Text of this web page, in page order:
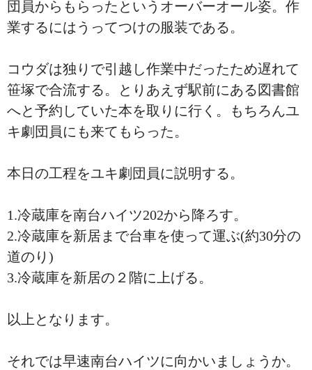
団員からもらったというオーバーオール姿。作
業するにはうってつけの服装である。
コウダは独りで引越し作業中だったため遅れて
笹塚で合流する。とりあえず駅前にある図書館
へと予約していた本を取りに行く。もちろんユ
キ劇団員にも来てもらった。
本日の工程をユキ劇団員に説明する。
1.冷蔵庫を南台ハイツ202から降ろす。
2.冷蔵庫を新居まで台車を使って運ぶ(約30分の
道のり)
3.冷蔵庫を新居の２階に上げる。
以上となります。
それでは早速南台ハイツに向かいましょうか。